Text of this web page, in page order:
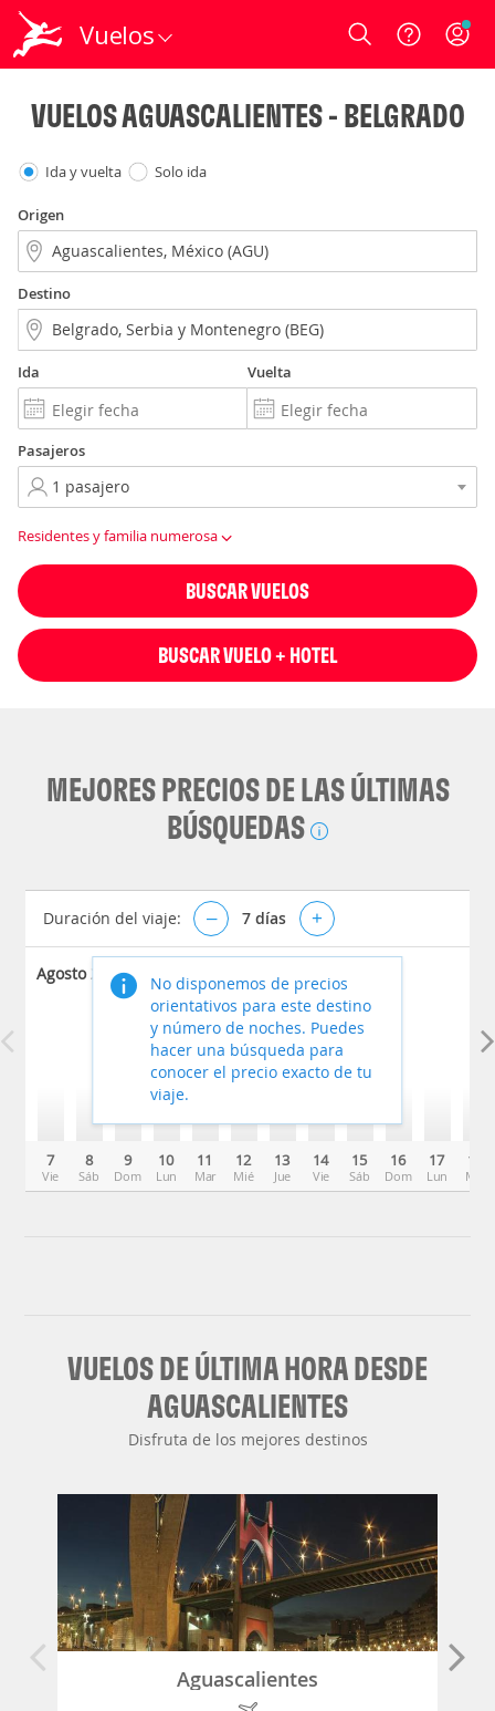
Vuelos Login
VUELOS AGUASCALIENTES - BELGRADO
Ida y vuelta Solo ida
Origen
Destino
Ida Vuelta
Pasajeros
Residentes y familia numerosa
BUSCAR VUELOS
BUSCAR VUELO + HOTEL
MEJORES PRECIOS DE LAS ÚLTIMAS
BÚSQUEDAS
Duración del viaje: – 7 días +
Agosto 2026
7
Vie
8
Sáb
9
Dom
10
Lun
11
Mar
12
Mié
13
Jue
14
Vie
15
Sáb
16
Dom
17
Lun
18
Mar
No disponemos de precios
orientativos para este destino
y número de noches. Puedes
hacer una búsqueda para
conocer el precio exacto de tu
viaje.
VUELOS DE ÚLTIMA HORA DESDE
AGUASCALIENTES
Disfruta de los mejores destinos
Aguascalientes